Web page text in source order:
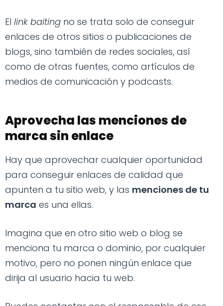
El link baiting no se trata solo de conseguir
enlaces de otros sitios o publicaciones de
blogs, sino también de redes sociales, así
como de otras fuentes, como artículos de
medios de comunicación y podcasts.
Aprovecha las menciones de
marca sin enlace
Hay que aprovechar cualquier oportunidad
para conseguir enlaces de calidad que
apunten a tu sitio web, y las menciones de tu
marca es una ellas.
Imagina que en otro sitio web o blog se
menciona tu marca o dominio, por cualquier
motivo, pero no ponen ningún enlace que
dirija al usuario hacia tu web.